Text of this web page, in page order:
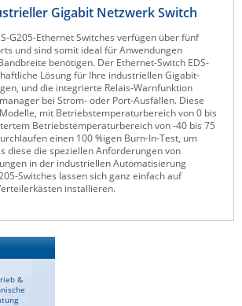
Gigabit Netzwerk Switch
G205-Ethernet Switches verfügen über fünf
und sind somit ideal für Anwendungen
benötigen. Der Ethernet-Switch EDS-
Lösung für Ihre industriellen Gigabit-
und die integrierte Relais-Warnfunktion
bei Strom- oder Port-Ausfällen. Diese
mit Betriebstemperaturbereich von 0 bis
Betriebstemperaturbereich von -40 bis 75
einen 100 %igen Burn-In-Test, um
diese die speziellen Anforderungen von
in der industriellen Automatisierung
Switches lassen sich ganz einfach auf
installieren.
&